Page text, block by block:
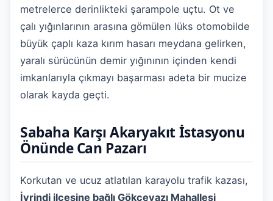
metrelerce derinlikteki şarampole uçtu. Ot ve
çalı yığınlarının arasına gömülen lüks otomobilde
büyük çaplı kaza kırım hasarı meydana gelirken,
yaralı sürücünün demir yığınının içinden kendi
imkanlarıyla çıkmayı başarması adeta bir mucize
olarak kayda geçti.
Sabaha Karşı Akaryakıt İstasyonu
Önünde Can Pazarı
Korkutan ve ucuz atlatılan karayolu trafik kazası,
İvrindi ilçesine bağlı Gökçeyazı Mahallesi